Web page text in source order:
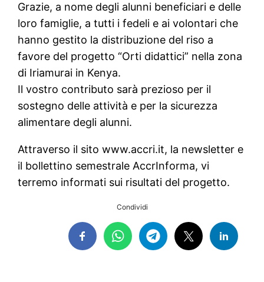
Grazie, a nome degli alunni beneficiari e delle
loro famiglie, a tutti i fedeli e ai volontari che
hanno gestito la distribuzione del riso a
favore del progetto “Orti didattici” nella zona
di Iriamurai in Kenya.
Il vostro contributo sarà prezioso per il
sostegno delle attività e per la sicurezza
alimentare degli alunni.
Attraverso il sito www.accri.it, la newsletter e
il bollettino semestrale AccrInforma, vi
terremo informati sui risultati del progetto.
Condividi